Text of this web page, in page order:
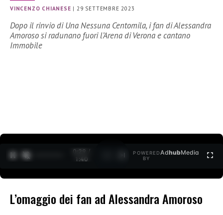
VINCENZO CHIANESE |29 SETTEMBRE 2023
Dopo il rinvio di Una Nessuna Centomila, i fan di Alessandra
Amoroso si radunano fuori l’Arena di Verona e cantano
Immobile
0:30 /
1:40
POWERED
BY
AdhubMedia
L’omaggio dei fan ad Alessandra Amoroso